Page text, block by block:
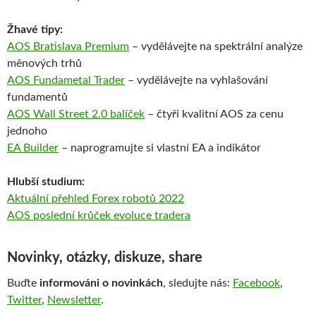
Žhavé tipy:
AOS Bratislava Premium – vydělávejte na spektrální analýze
měnových trhů
AOS Fundametal Trader – vydělávejte na vyhlašování
fundamentů
AOS Wall Street 2.0 balíček – čtyři kvalitní AOS za cenu
jednoho
EA Builder – naprogramujte si vlastní EA a indikátor
Hlubší studium:
Aktuální přehled Forex robotů 2022
AOS poslední krůček evoluce tradera
Novinky, otázky, diskuze, share
Buďte informováni o novinkách, sledujte nás: Facebook,
Twitter, Newsletter.